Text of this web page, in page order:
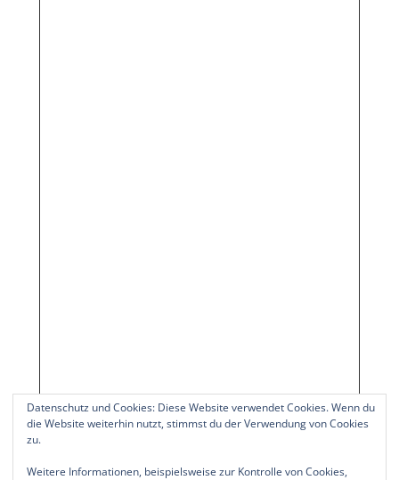
SENDEN
Datenschutz und Cookies: Diese Website verwendet Cookies. Wenn du
die Website weiterhin nutzt, stimmst du der Verwendung von Cookies
zu.
Weitere Informationen, beispielsweise zur Kontrolle von Cookies,